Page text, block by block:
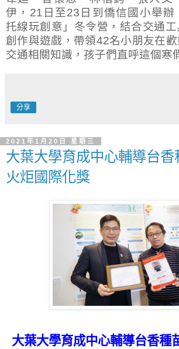
伊 ， 21 日至23 日到僑信國小舉辦
托線玩創意」冬令營，結合交通工
創作與遊戲，帶領42名小朋友在
交通相關知識，孩子們直呼這個寒
分享
2021年1月20日 星期三
大葉大學育成中心輔導台香
火炬國際化獎
大葉大學育成中心輔導台香種